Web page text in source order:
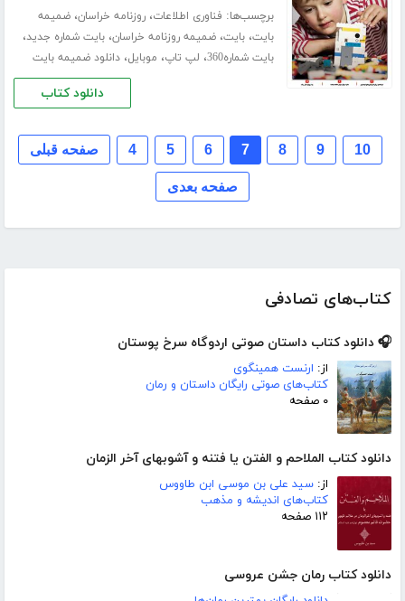
کتاب‌های تصادفی
🎧 دانلود کتاب داستان صوتی اردوگاه سرخ پوستان
از: ارنست همینگوی
کتاب‌های صوتی رایگان داستان و رمان
۰ صفحه
دانلود کتاب الملاحم و الفتن یا فتنه و آشوبهاى آخر الزمان
از: سید على بن موسى ابن طاووس
کتاب‌های اندیشه و مذهب
۱۱۲ صفحه
دانلود کتاب رمان جشن عروسی
برچسب‌ها: فناوری اطلاعات،روزنامه خراسان،ضمیمه
بایت،بایت،ضمیمه روزنامه خراسان،بایت شماره جدید،
بایت شماره360 ، لپ تاپ، موبایل،دانلود ضمیمه بایت
دانلود کتاب
صفحه قبلی 4 5 6 7 8 9 10
صفحه بعدی